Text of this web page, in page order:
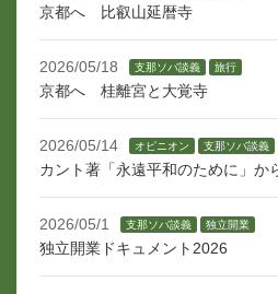
京都へ 比叡山延暦寺
2026/05/18 支那ソバ談義 旅行
京都へ 桂離宮と大覚寺
2026/05/14 オピニオン 支那ソバ談義
カント著「永遠平和のために」か
2026/05/1 支那ソバ談義 独立開業
独立開業ドキュメント2026